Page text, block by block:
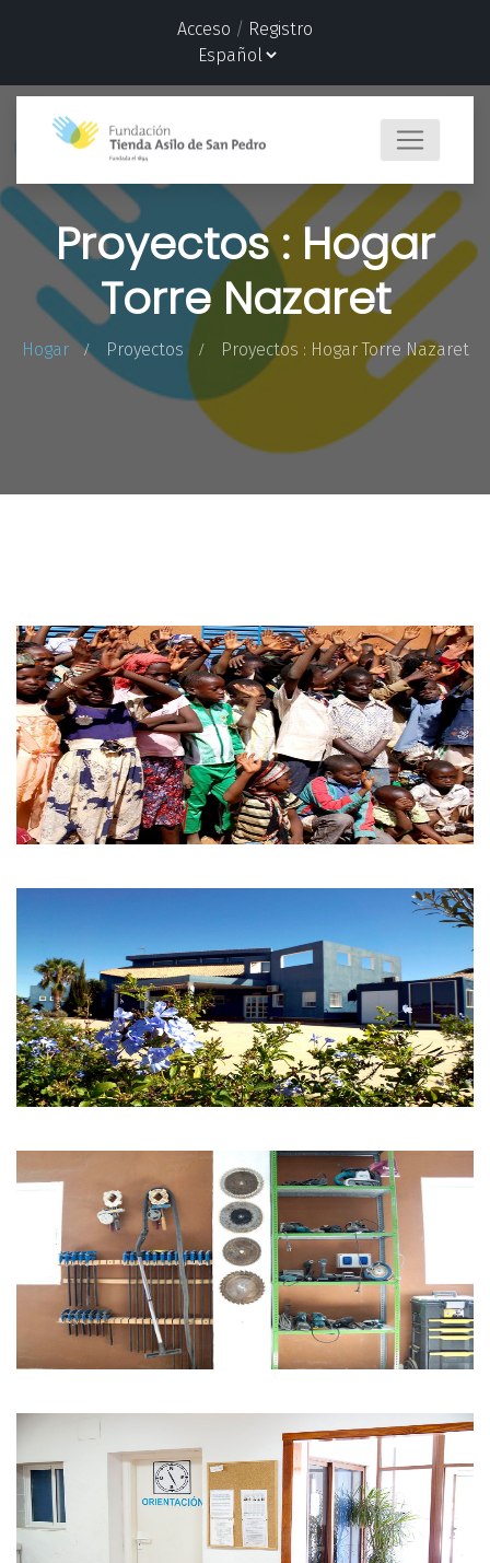
Acceso / Registro
Proyectos : Hogar
Torre Nazaret
Hogar Proyectos Proyectos : Hogar Torre Nazaret